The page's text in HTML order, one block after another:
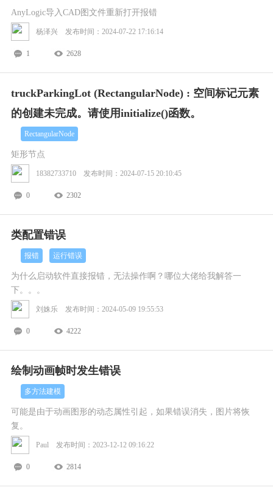
AnyLogic导入CAD图文件重新打开报错
杨泽兴 发布时间：2024-07-22 17:16:14
1 2628
truckParkingLot (RectangularNode) : 空间标记元素
的创建未完成。请使用initialize()函数。
RectangularNode
矩形节点
18382733710 发布时间：2024-07-15 20:10:45
0 2302
类配置错误
报错 运行错误
为什么启动软件直接报错，无法操作啊？哪位大佬给我解答一
下。。。
刘姝乐 发布时间：2024-05-09 19:55:53
0 4222
绘制动画帧时发生错误
多方法建模
可能是由于动画图形的动态属性引起，如果错误消失，图片将恢
复。
Paul 发布时间：2023-12-12 09:16:22
0 2814